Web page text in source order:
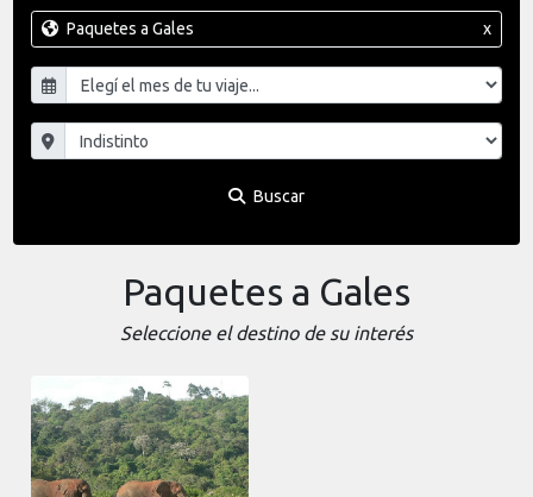
Paquetes a Gales x
Buscar
Paquetes a Gales
Seleccione el destino de su interés